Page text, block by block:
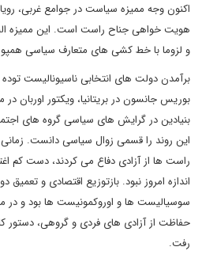
اکنون وجه ممیزه سیاست در جوامع غربی،
هویت خواهی جناح راست است. این ممیزه
و لزوما با خط کشی های متعارف سیاسی
برآمدن دولت های انتخابی ناسیونالیست توده
بوریس جانسون در بریتانیا، ویکتور اوربان
بنیادین در گرایش های سیاسی گروه های
این روند را قسمی زوال سیاسی دانست.
راست ها از آزادی دفاع می کردند، دست کم
اندازه امروز نبود. بازتوزیع اقتصادی و تعمیق
سوسیالیست ها و اوروکمونیست ها بود و
حفاظت از آزادی های فردی و گروهی، دستور
رفت.